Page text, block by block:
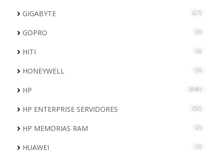
GIGABYTE (27)
GOPRO (3)
HITI (6)
HONEYWELL (5)
HP (848)
HP ENTERPRISE SERVIDORES (32)
HP MEMORIAS RAM (2)
HUAWEI (5)